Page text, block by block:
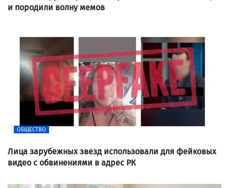
и породили волну мемов
ОБЩЕСТВО
Лица зарубежных звезд использовали для фейковых
видео с обвинениями в адрес РК